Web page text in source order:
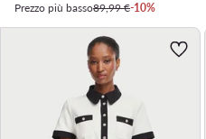
Prezzo più basso89,99 €-10%